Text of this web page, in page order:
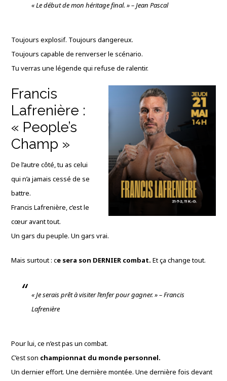
« Le début de mon héritage final. » – Jean Pascal
Toujours explosif. Toujours dangereux.
Toujours capable de renverser le scénario.
Tu verras une légende qui refuse de ralentir.
Francis
Lafrenière :
« People’s
Champ »
De l’autre côté, tu as celui
qui n’a jamais cessé de se
battre.
Francis Lafrenière, c’est le
cœur avant tout.
Un gars du peuple. Un gars vrai.
Mais surtout : ce sera son DERNIER combat.Et ça change tout.
« Je serais prêt à visiter l’enfer pour gagner. » – Francis
Lafrenière
Pour lui, ce n’est pas un combat.
C’est son championnat du monde personnel.
Un dernier effort. Une dernière montée. Une dernière fois devant